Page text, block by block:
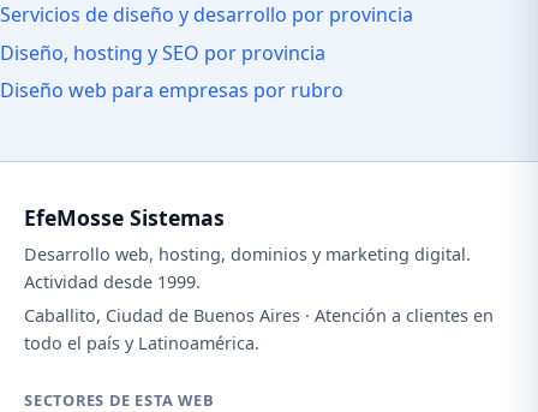
Servicios de diseño y desarrollo por provincia
Diseño, hosting y SEO por provincia
Diseño web para empresas por rubro
EfeMosse Sistemas
Desarrollo web, hosting, dominios y marketing digital.
Actividad desde 1999.
Caballito, Ciudad de Buenos Aires · Atención a clientes en
todo el país y Latinoamérica.
SECTORES DE ESTA WEB